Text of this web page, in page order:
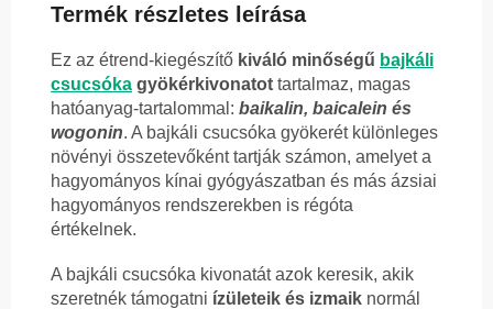
Termék részletes leírása
Ez az étrend-kiegészítő kiváló minőségű bajkáli
csucsóka gyökérkivonatot tartalmaz, magas
hatóanyag-tartalommal: baikalin, baicalein és
wogonin. A bajkáli csucsóka gyökerét különleges
növényi összetevőként tartják számon, amelyet a
hagyományos kínai gyógyászatban és más ázsiai
hagyományos rendszerekben is régóta
értékelnek.
A bajkáli csucsóka kivonatát azok keresik, akik
szeretnék támogatni ízületeik és izmaik normál